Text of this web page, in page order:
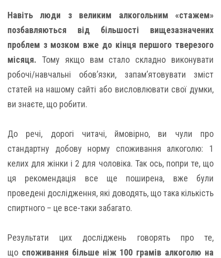
Навіть люди з великим алкогольним «стажем»
позбавляються від більшості вищезазначених
проблем з мозком вже до кінця першого тверезого
місяця. Тому якщо вам стало складно виконувати
робочі/навчальні обов’язки, запам’ятовувати зміст
статей на нашому сайті або висловлювати свої думки,
ви знаєте, що робити.
До речі, дорогі читачі, ймовірно, ви чули про
стандартну добову норму споживання алкоголю: 1
келих для жінки і 2 для чоловіка. Так ось, попри те, що
ця рекомендація все ще поширена, вже були
проведені дослідження, які доводять, що така кількість
спиртного – це все-таки забагато.
Результати цих досліджень говорять про те,
що споживання більше ніж 100 грамів алкоголю на